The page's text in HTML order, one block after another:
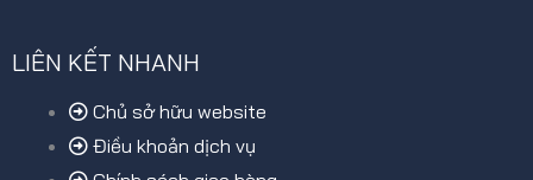
LIÊN KẾT NHANH
Chủ sở hữu website
Điều khoản dịch vụ